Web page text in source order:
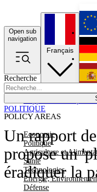
Open sub
navigation
Recherche
POLICY AREAS
Economie
Politique
Agriculture et
Santé
Technologies
Energie,
Défense
Français
Un rapport
propose un
éradiquer la
POLITIQUE